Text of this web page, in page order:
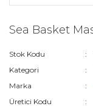
Sea Basket
Stok Kodu
Kategori
Marka
Üretici Kodu